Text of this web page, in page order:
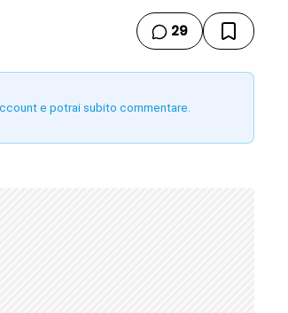
29
e potrai subito commentare.